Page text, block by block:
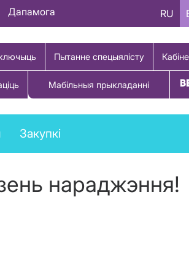
Дапамога RU
Пытанне спецыялісту
Мабільныя прыкладанні
Закупкі
нараджэння!